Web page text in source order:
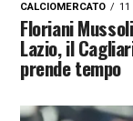
CALCIOMERCATO
Floriani
Lazio, il
prende tempo